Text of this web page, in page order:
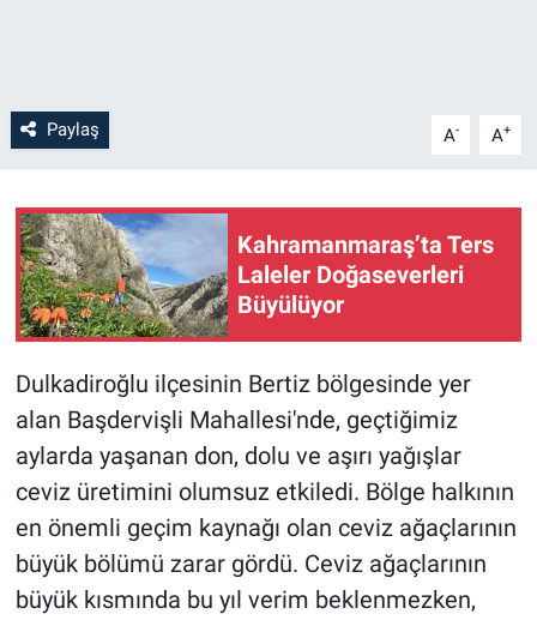
Paylaş A- A+
Kahramanmaraş’ta Ters
Laleler Doğaseverleri
Büyülüyor
Dulkadiroğlu ilçesinin Bertiz bölgesinde yer
alan Başdervişli Mahallesi'nde, geçtiğimiz
aylarda yaşanan don, dolu ve aşırı yağışlar
ceviz üretimini olumsuz etkiledi. Bölge halkının
en önemli geçim kaynağı olan ceviz ağaçlarının
büyük bölümü zarar gördü. Ceviz ağaçlarının
büyük kısmında bu yıl verim beklenmezken,